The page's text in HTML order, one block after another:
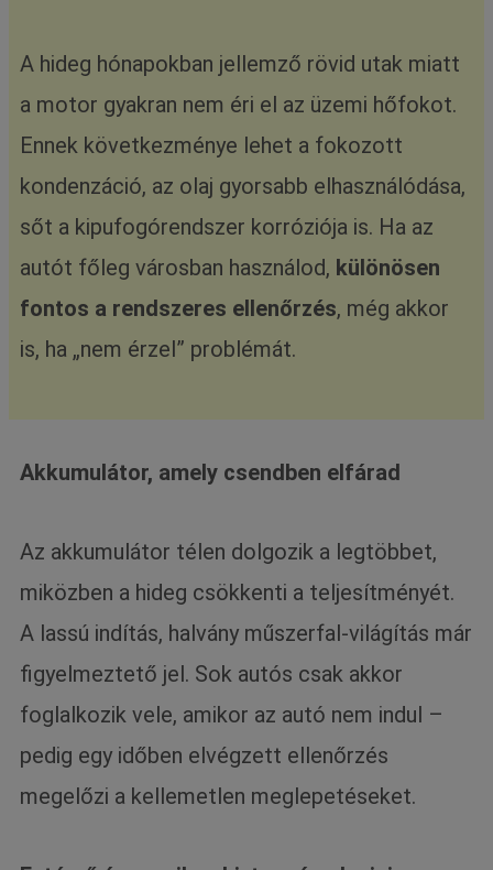
A hideg hónapokban jellemző rövid utak miatt
a motor gyakran nem éri el az üzemi hőfokot.
Ennek következménye lehet a fokozott
kondenzáció, az olaj gyorsabb elhasználódása,
sőt a kipufogórendszer korróziója is. Ha az
autót főleg városban használod, különösen
fontos a rendszeres ellenőrzés, még akkor
is, ha „nem érzel” problémát.
Akkumulátor, amely csendben elfárad
Az akkumulátor télen dolgozik a legtöbbet,
miközben a hideg csökkenti a teljesítményét.
A lassú indítás, halvány műszerfal-világítás már
figyelmeztető jel. Sok autós csak akkor
foglalkozik vele, amikor az autó nem indul –
pedig egy időben elvégzett ellenőrzés
megelőzi a kellemetlen meglepetéseket.